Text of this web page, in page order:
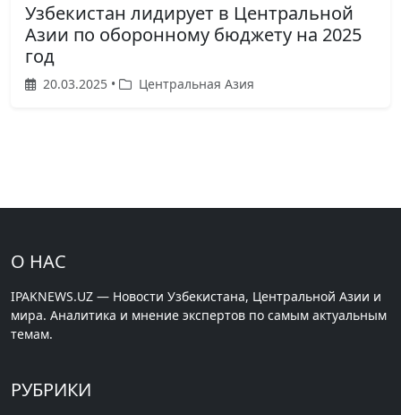
Узбекистан лидирует в Центральной
Азии по оборонному бюджету на 2025
год
20.03.2025 • Центральная Азия
О НАС
IPAKNEWS.UZ — Новости Узбекистана, Центральной Азии и
мира. Аналитика и мнение экспертов по самым актуальным
темам.
РУБРИКИ